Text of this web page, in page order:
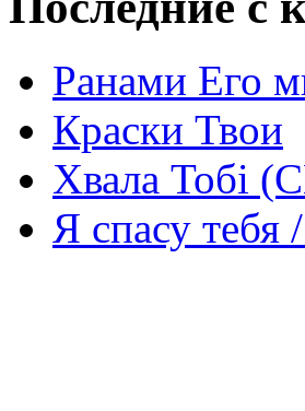
Ранами Его
Краски Твои
Хвала Тобі
Я спасу тебя